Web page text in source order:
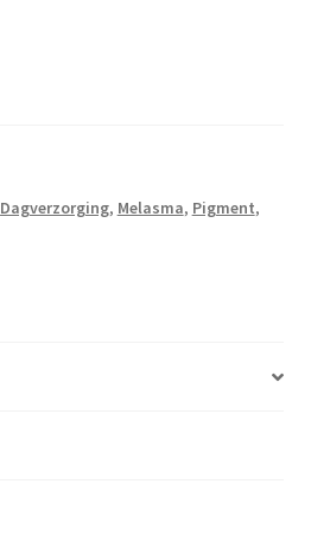
Dagverzorging, Melasma, Pigment,